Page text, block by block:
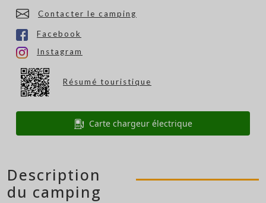
Contacter le camping
Facebook
Instagram
Résumé touristique
Carte chargeur électrique
Description
du camping